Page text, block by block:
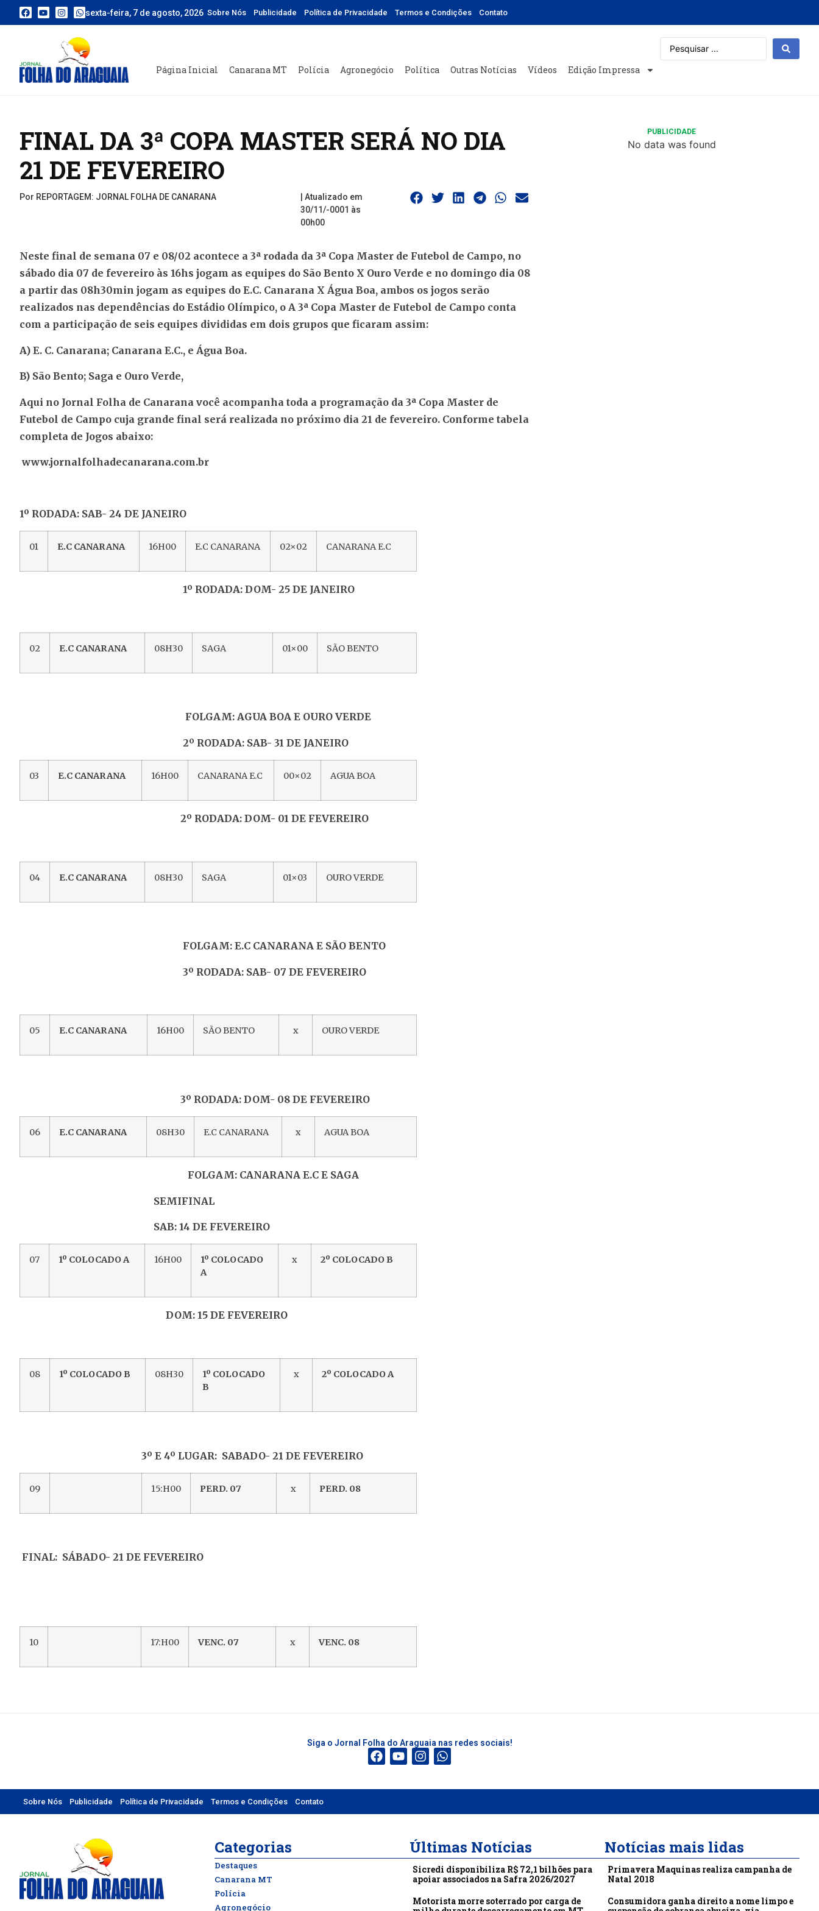
sexta-feira, 7 de agosto, 2026 Sobre Nós Publicidade Política de Privacidade Termos e Condições Contato
Página Inicial Canarana MT Polícia Agronegócio Política Outras Notícias Vídeos Edição Impressa
FINAL DA 3ª COPA MASTER SERÁ NO DIA
21 DE FEVEREIRO
Por REPORTAGEM: JORNAL FOLHA DE CANARANA
| Atualizado em
30/11/-0001 às
00h00
Neste final de semana 07 e 08/02 acontece a 3ª rodada da 3ª Copa Master de Futebol de Campo, no
sábado dia 07 de fevereiro às 16hs jogam as equipes do São Bento X Ouro Verde e no domingo dia 08
a partir das 08h30min jogam as equipes do E.C. Canarana X Água Boa, ambos os jogos serão
realizados nas dependências do Estádio Olímpico, o A 3ª Copa Master de Futebol de Campo conta
com a participação de seis equipes divididas em dois grupos que ficaram assim:
A) E. C. Canarana; Canarana E.C., e Água Boa.
B) São Bento; Saga e Ouro Verde,
Aqui no Jornal Folha de Canarana você acompanha toda a programação da 3ª Copa Master de
Futebol de Campo cuja grande final será realizada no próximo dia 21 de fevereiro. Conforme tabela
completa de Jogos abaixo:
www.jornalfolhadecanarana.com.br
1º RODADA: SAB- 24 DE JANEIRO
01 E.C CANARANA 16H00 E.C CANARANA 02×02 CANARANA E.C
1º RODADA: DOM- 25 DE JANEIRO
02 E.C CANARANA 08H30 SAGA 01×00 SÃO BENTO
FOLGAM: AGUA BOA E OURO VERDE
2º RODADA: SAB- 31 DE JANEIRO
03 E.C CANARANA 16H00 CANARANA E.C 00×02 AGUA BOA
2º RODADA: DOM- 01 DE FEVEREIRO
04 E.C CANARANA 08H30 SAGA 01×03 OURO VERDE
FOLGAM: E.C CANARANA E SÃO BENTO
3º RODADA: SAB- 07 DE FEVEREIRO
05 E.C CANARANA 16H00 SÃO BENTO x OURO VERDE
3º RODADA: DOM- 08 DE FEVEREIRO
06 E.C CANARANA 08H30 E.C CANARANA x AGUA BOA
FOLGAM: CANARANA E.C E SAGA
SEMIFINAL
SAB: 14 DE FEVEREIRO
07 1º COLOCADO A 16H00
1º COLOCADO
A
x 2º COLOCADO B
DOM: 15 DE FEVEREIRO
08 1º COLOCADO B 08H30
1º COLOCADO
B
x 2º COLOCADO A
3º E 4º LUGAR: SABADO- 21 DE FEVEREIRO
09 15:H00 PERD. 07 x PERD. 08
FINAL: SÁBADO- 21 DE FEVEREIRO
10 17:H00 VENC. 07 x VENC. 08
PUBLICIDADE
No data was found
Siga o Jornal Folha do Araguaia nas redes sociais!
Sobre Nós Publicidade Política de Privacidade Termos e Condições Contato
Categorias
Destaques
Canarana MT
Polícia
Agronegócio
Últimas Notícias
Sicredi disponibiliza R$ 72,1 bilhões para
apoiar associados na Safra 2026/2027
Motorista morre soterrado por carga de
Notícias mais lidas
Primavera Maquinas realiza campanha de
Natal 2018
Consumidora ganha direito a nome limpo e